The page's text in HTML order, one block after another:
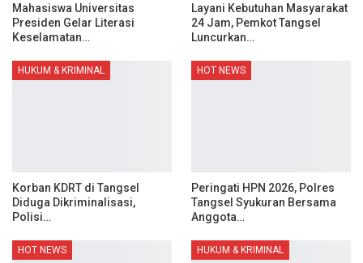
Mahasiswa Universitas
Presiden Gelar Literasi
Keselamatan…
Layani Kebutuhan Masyarakat
24 Jam, Pemkot Tangsel
Luncurkan…
HUKUM & KRIMINAL
Korban KDRT di Tangsel
Diduga Dikriminalisasi,
Polisi…
HOT NEWS
Peringati HPN 2026, Polres
Tangsel Syukuran Bersama
Anggota…
HOT NEWS HUKUM & KRIMINAL